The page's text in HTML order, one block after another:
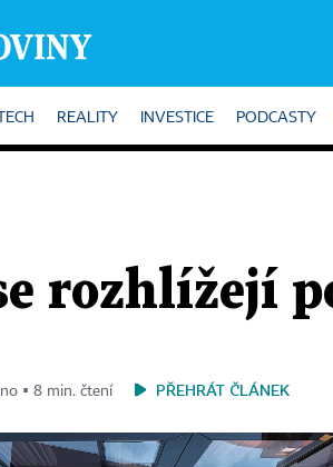
TECH REALITY INVESTICE PODCASTY
rozhlížejí
▪ 8 min. čtení PŘEHRÁT ČLÁNEK